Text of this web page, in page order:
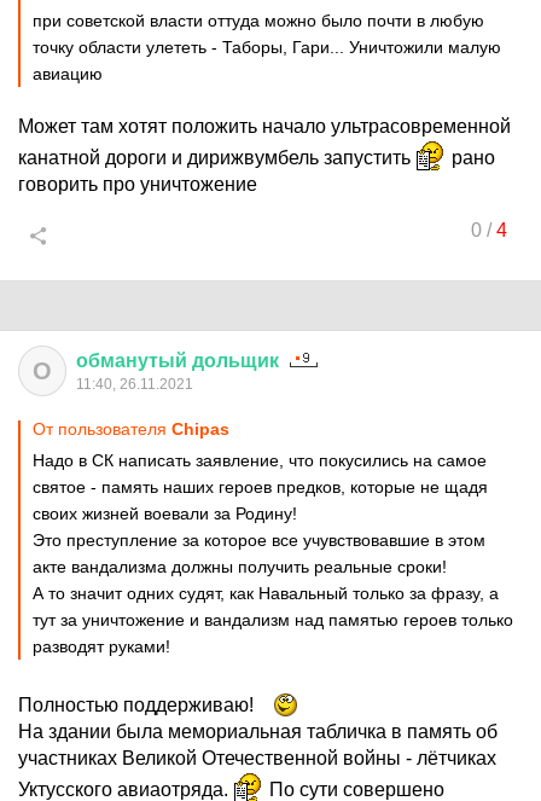
при советской власти оттуда можно было почти в любую
точку области улететь - Таборы, Гари... Уничтожили малую
авиацию
Может там хотят положить начало ультрасовременной
канатной дороги и дирижвумбель запустить
рано
говорить про уничтожение
0/4
О обманутый дольщик
11:40, 26.11.2021
От пользователя Chipas
Надо в СК написать заявление, что покусились на самое
святое - память наших героев предков, которые не щадя
своих жизней воевали за Родину!
Это преступление за которое все учувствовавшие в этом
акте вандализма должны получить реальные сроки!
А то значит одних судят, как Навальный только за фразу, а
тут за уничтожение и вандализм над памятью героев только
разводят руками!
Полностью поддерживаю!
На здании была мемориальная табличка в память об
участниках Великой Отечественной войны - лётчиках
Уктусского авиаотряда.
По сути совершено